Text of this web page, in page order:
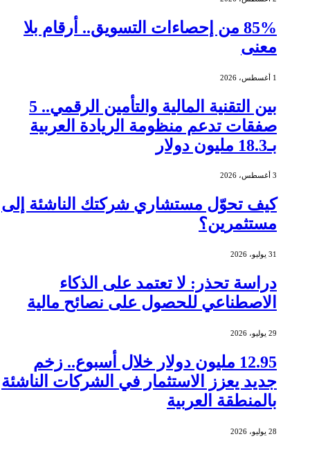
85% من إحصاءات التسويق.. أرقام بلا
معنى
1 أغسطس، 2026
بين التقنية المالية والتأمين الرقمي.. 5
صفقات تدعم منظومة الريادة العربية
بـ18.3 مليون دولار
3 أغسطس، 2026
كيف تحوّل مستشاري شركتك الناشئة إلى
مستثمرين؟
31 يوليو، 2026
دراسة تحذر: لا تعتمد على الذكاء
الاصطناعي للحصول على نصائح مالية
29 يوليو، 2026
12.95 مليون دولار خلال أسبوع.. زخم
جديد يعزز الاستثمار في الشركات الناشئة
بالمنطقة العربية
28 يوليو، 2026